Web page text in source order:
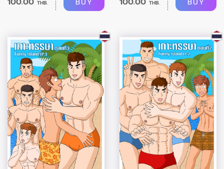
THB. BUY THB. BUY